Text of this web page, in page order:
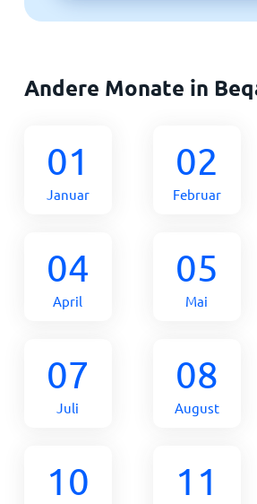
Andere Monate in
01
Januar
02
Februar
04
April
05
Mai
07
Juli
08
August
10 11